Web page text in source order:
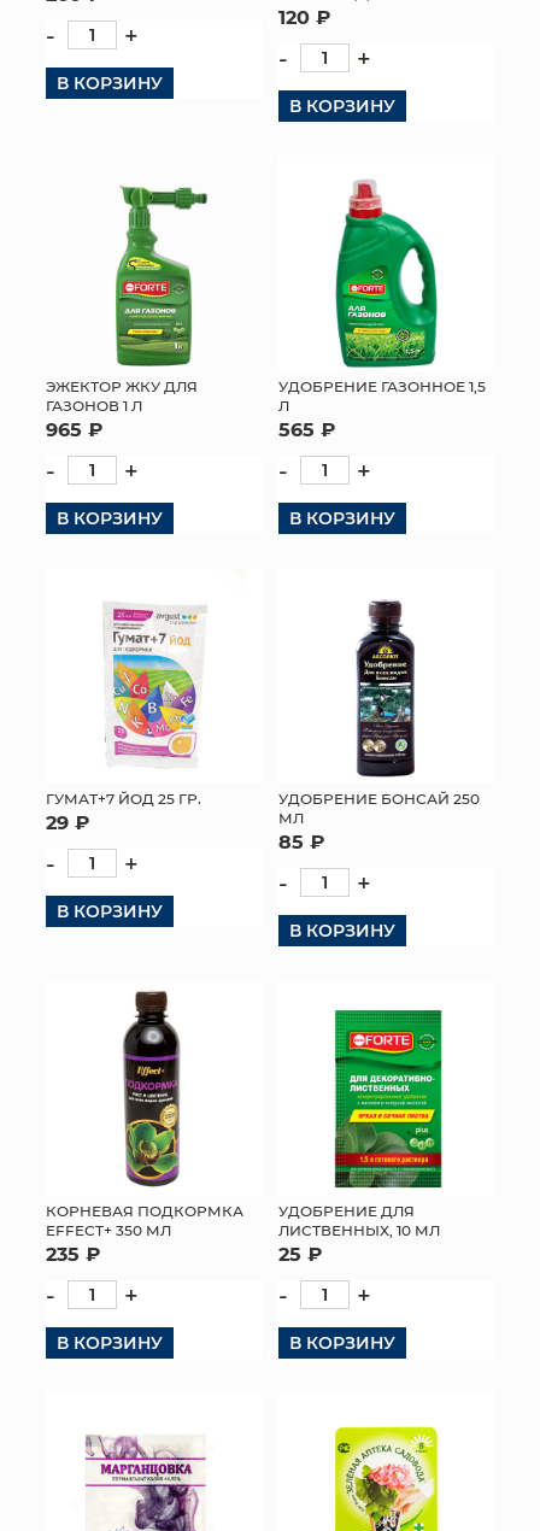
- +
В КОРЗИНУ
120 ₽
- +
В КОРЗИНУ
ЭЖЕКТОР ЖКУ ДЛЯ
ГАЗОНОВ 1 Л
965 ₽
- +
В КОРЗИНУ
УДОБРЕНИЕ ГАЗОННОЕ 1,5
Л
565 ₽
- +
В КОРЗИНУ
ГУМАТ+7 ЙОД 25 ГР.
29 ₽
- +
В КОРЗИНУ
УДОБРЕНИЕ БОНСАЙ 250
МЛ
85 ₽
- +
В КОРЗИНУ
КОРНЕВАЯ ПОДКОРМКА
EFFECT+ 350 МЛ
235 ₽
- +
В КОРЗИНУ
УДОБРЕНИЕ ДЛЯ
ЛИСТВЕННЫХ, 10 МЛ
25 ₽
- +
В КОРЗИНУ